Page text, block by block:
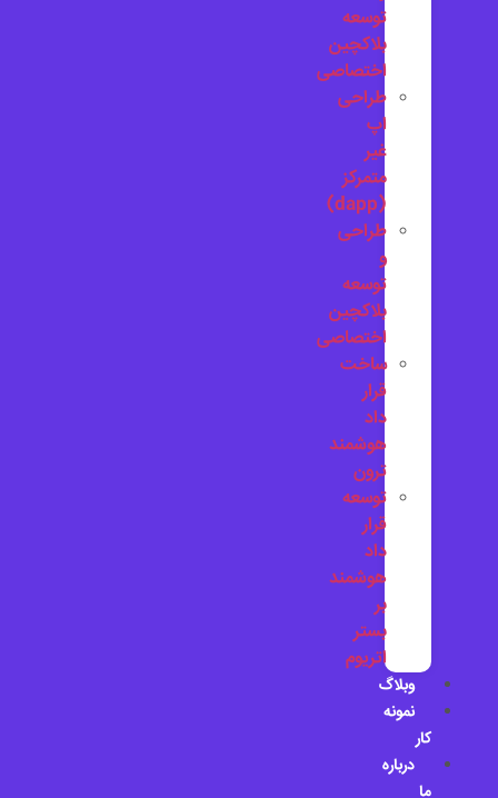
توسعه
بلاکچین
اختصاصی
طراحی
اپ
غیر
متمرکز
طراحی
توسعه
بلاکچین
اختصاصی
ساخت
قرار
داد
هوشمند
ترون
توسعه
قرار
داد
هوشمند
بر
بستر
اتریوم
وبلاگ
نمونه
کار
درباره
ما